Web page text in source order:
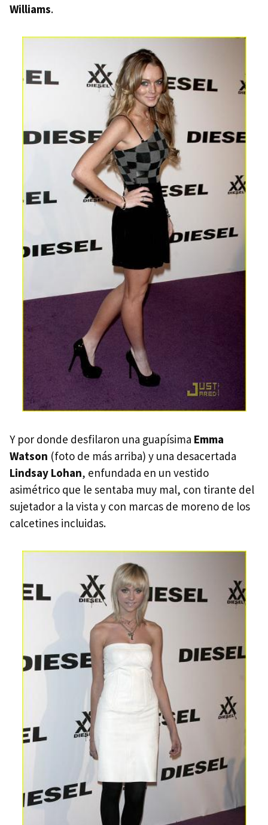
Williams.
Y por donde desfilaron una guapísima Emma
Watson (foto de más arriba) y una desacertada
Lindsay Lohan, enfundada en un vestido
asimétrico que le sentaba muy mal, con tirante del
sujetador a la vista y con marcas de moreno de los
calcetines incluidas.